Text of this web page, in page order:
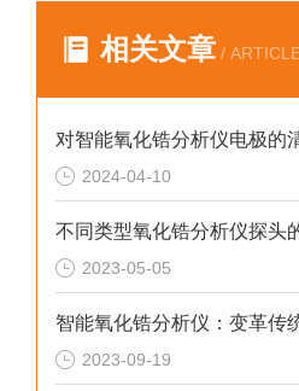
相关文章 /
对智能氧化锆分析仪电极的
2024-04-10
不同类型氧化锆分析仪探头
2023-05-05
2023-09-19